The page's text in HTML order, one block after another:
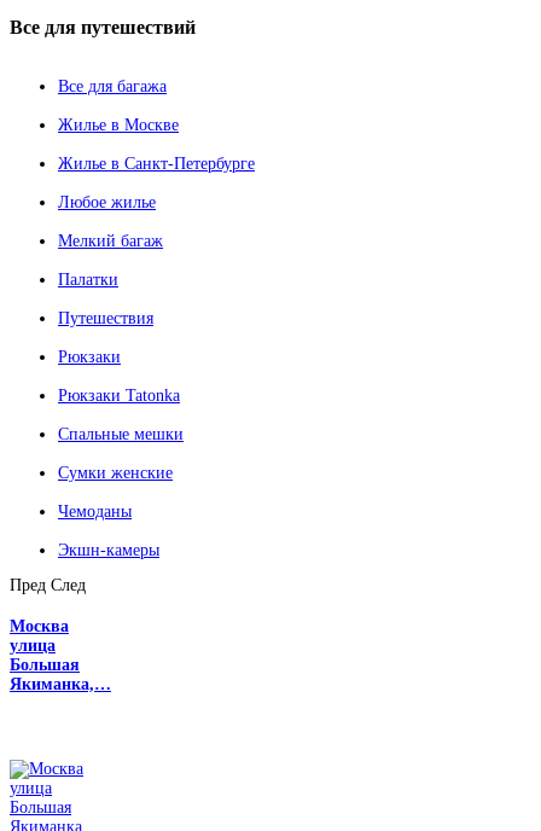
Все для путешествий
Все для багажа
Жилье в Москве
Жилье в Санкт-Петербурге
Любое жилье
Мелкий багаж
Палатки
Путешествия
Рюкзаки
Рюкзаки Tatonka
Спальные мешки
Сумки женские
Чемоданы
Экшн-камеры
Пред След
Москва
улица
Большая
Якиманка,…